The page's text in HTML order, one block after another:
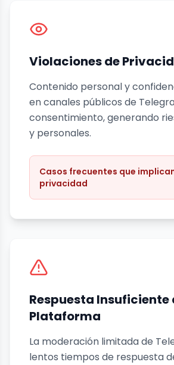
Violaciones de
Contenido personal y
en canales públicos de
consentimiento, generando
y personales.
Casos frecuentes que
privacidad
Respuesta Insuficiente
Plataforma
La moderación limitada de
lentos tiempos de respuesta